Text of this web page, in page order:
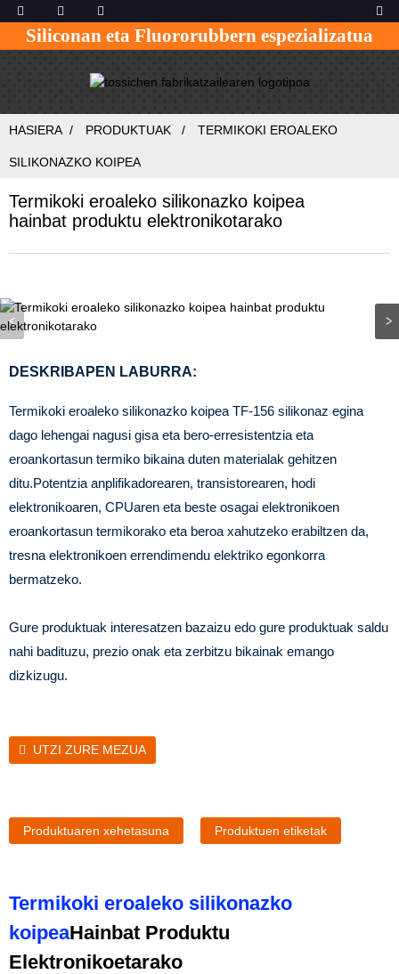
Siliconan eta Fluororubbern espezializatua
HASIERA PRODUKTUAK TERMIKOKI EROALEKO
SILIKONAZKO KOIPEA
Termikoki eroaleko silikonazko koipea
hainbat produktu elektronikotarako
DESKRIBAPEN LABURRA:
Termikoki eroaleko silikonazko koipea TF-156 silikonaz egina
dago lehengai nagusi gisa eta bero-erresistentzia eta
eroankortasun termiko bikaina duten materialak gehitzen
ditu.Potentzia anplifikadorearen, transistorearen, hodi
elektronikoaren, CPUaren eta beste osagai elektronikoen
eroankortasun termikorako eta beroa xahutzeko erabiltzen da,
tresna elektronikoen errendimendu elektriko egonkorra
bermatzeko.
Gure produktuak interesatzen bazaizu edo gure produktuak saldu
nahi badituzu, prezio onak eta zerbitzu bikainak emango
dizkizugu.
UTZI ZURE MEZUA
Produktuaren xehetasuna Produktuen etiketak
Termikoki eroaleko silikonazko
koipeaHainbat Produktu
Elektronikoetarako